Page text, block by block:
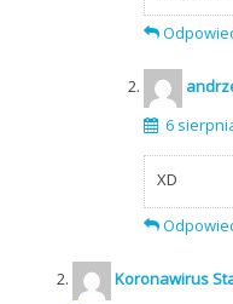
6
XD
Koronawirus